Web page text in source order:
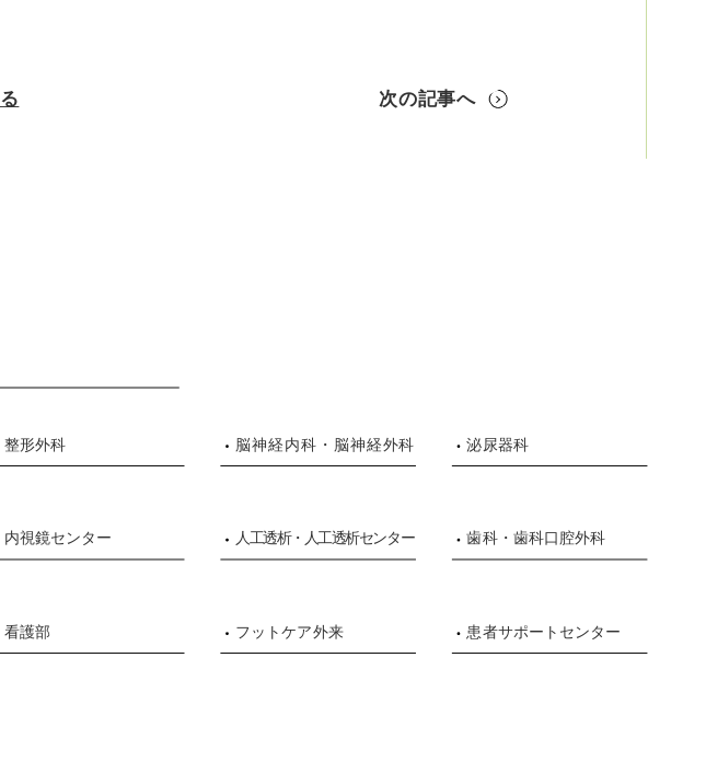
次の記事へ
整形外科 脳神経内科・脳神経外科 泌尿器科
内視鏡センター 人工透析・人工透析センター 歯科・歯科口腔外科
看護部 フットケア外来 患者サポートセンター